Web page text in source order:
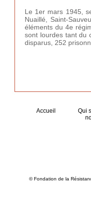
Le 1er mars 1945,
Nuaillé, Saint-
éléments du 4e
sont lourdes tant du
disparus, 252
Accueil
Qui
© Fondation de la